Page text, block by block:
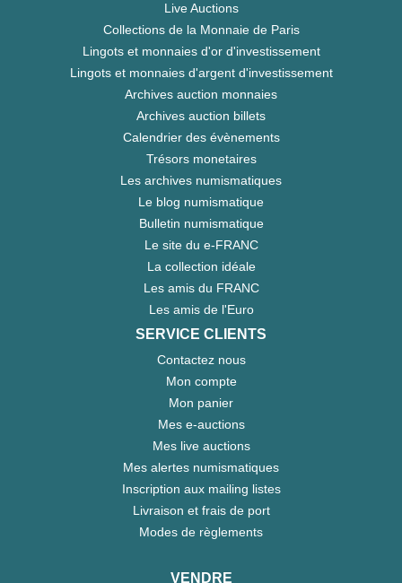
Live Auctions
Collections de la Monnaie de Paris
Lingots et monnaies d'or d'investissement
Lingots et monnaies d'argent d'investissement
Archives auction monnaies
Archives auction billets
Calendrier des évènements
Trésors monetaires
Les archives numismatiques
Le blog numismatique
Bulletin numismatique
Le site du e-FRANC
La collection idéale
Les amis du FRANC
Les amis de l'Euro
SERVICE CLIENTS
Contactez nous
Mon compte
Mon panier
Mes e-auctions
Mes live auctions
Mes alertes numismatiques
Inscription aux mailing listes
Livraison et frais de port
Modes de règlements
VENDRE